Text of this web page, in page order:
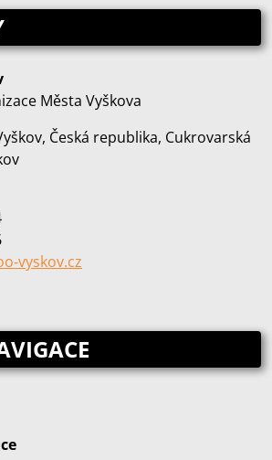
Města Vyškova
Česká republika, Cukrovarská